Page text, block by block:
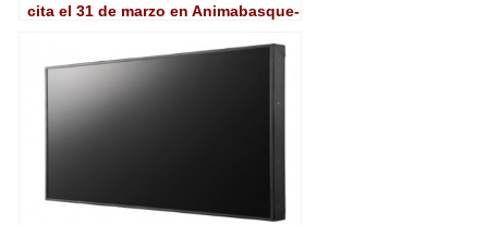
cita el 31 de marzo en Animabasque-